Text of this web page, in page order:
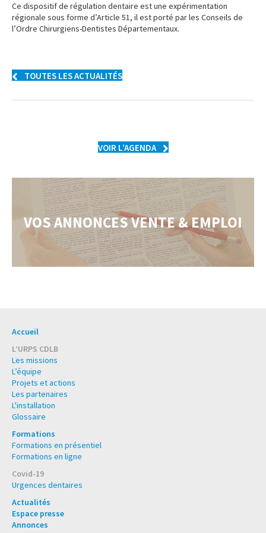
Ce dispositif de régulation dentaire est une expérimentation
régionale sous forme d’Article 51, il est porté par les Conseils de
l’Ordre Chirurgiens-Dentistes Départementaux.
TOUTES LES ACTUALITÉS
VOIR L’AGENDA
VOS ANNONCES VENTE & EMPLOI
Accueil
L’URPS CDLB
Les missions
L’équipe
Projets et actions
Les partenaires
L'installation
Glossaire
Formations
Formations en présentiel
Formations en ligne
Covid-19
Urgences dentaires
Actualités
Espace presse
Annonces